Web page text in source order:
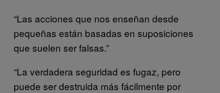
“Las acciones que nos enseñan desde
pequeñas están basadas en suposiciones
que suelen ser falsas.”
“La verdadera seguridad es fugaz, pero
puede ser destruida más fácilmente por